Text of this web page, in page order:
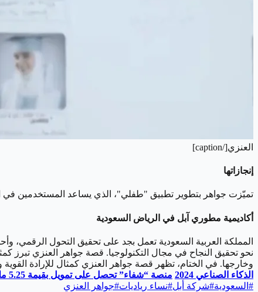
العنزي[/caption]
إنجازاتها
تميّزت جواهر بتطوير تطبيق "طفلي"، الذي يساعد المستخدمين في
أكاديمية مطوري آبل في الرياض السعودية
نحو تحقيق النجاح في مجال التكنولوجيا. قصة جواهر العنزي تبرز
وخارجها. في الختام، تظهر قصة جواهر العنزي كمثال للإرادة
الذكاء الصناعي 2024
منصة “شفاء” تحصل على تمويل بقيمة 5.25 مليون دولار
# السعودية#شركة أبل#نساء رياديات#جواهر العنزي